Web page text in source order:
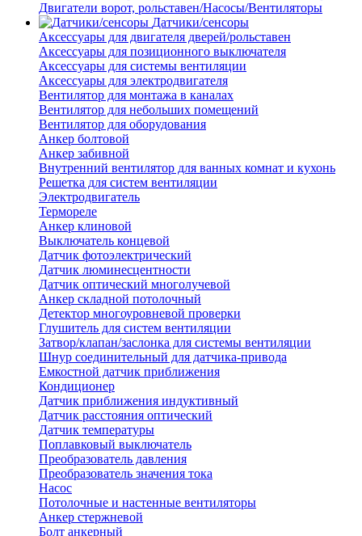
Двигатели ворот, рольставен/Насосы/Вентиляторы
Датчики/сенсоры
Аксессуары для двигателя дверей/рольставен
Аксессуары для позиционного выключателя
Аксессуары для системы вентиляции
Аксессуары для электродвигателя
Вентилятор для монтажа в каналах
Вентилятор для небольших помещений
Вентилятор для оборудования
Анкер болтовой
Анкер забивной
Внутренний вентилятор для ванных комнат и кухонь
Решетка для систем вентиляции
Электродвигатель
Термореле
Анкер клиновой
Выключатель концевой
Датчик фотоэлектрический
Датчик люминесцентности
Датчик оптический многолучевой
Анкер складной потолочный
Детектор многоуровневой проверки
Глушитель для систем вентиляции
Затвор/клапан/заслонка для системы вентиляции
Шнур соединительный для датчика-привода
Емкостной датчик приближения
Кондиционер
Датчик приближения индуктивный
Датчик расстояния оптический
Датчик температуры
Поплавковый выключатель
Преобразователь давления
Преобразователь значения тока
Насос
Потолочные и настенные вентиляторы
Анкер стержневой
Болт анкерный